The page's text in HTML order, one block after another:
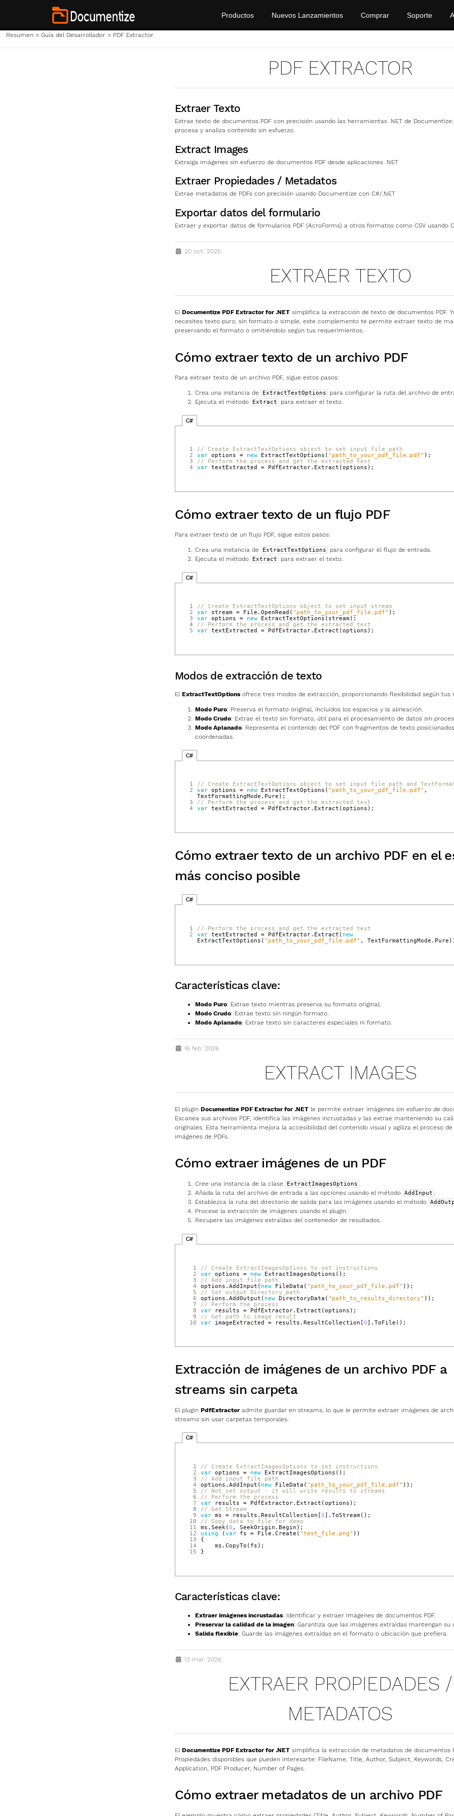
Productos Nuevos Lanzamientos Comprar Soporte
Resumen> Guía del Desarrollador> PDF Extractor
PDF EXTRACTOR
Extraer Texto
Extrae texto de documentos PDF con precisión usando las herramientas .NET de
procesa y analiza contenido sin esfuerzo.
Extract Images
Extraiga imágenes sin esfuerzo de documentos PDF desde aplicaciones .NET
Extraer Propiedades / Metadatos
Extrae metadatos de PDFs con precisión usando Documentize con C#/.NET
Exportar datos del formulario
Extraer y exportar datos de formularios PDF (AcroForms) a otros formatos como CSV usando
20 oct. 2025
SUBSECCIONES DE PDF
EXTRAER TEXTO
El Documentize PDF Extractor for .NETsimplifica la extracción de texto de documentos PDF.
necesites texto puro, sin formato o simple, este complemento te permite extraer texto de
preservando el formato o omitiéndolo según tus requerimientos.
Cómo extraer texto de un archivo PDF
Para extraer texto de un archivo PDF, sigue estos pasos:
Crea una instancia de ExtractTextOptions
para configurar la ruta del archivo de
Ejecuta el método
Extract para extraer el texto.
C#
1
// Create ExtractTextOptions object to set input file path
2
var options = new ExtractTextOptions ( "path_to_your_pdf_file.pdf" );
3
// Perform the process and get the extracted text
4
var textExtracted = PdfExtractor. Extract (options );
Cómo extraer texto de un flujo PDF
Para extraer texto de un flujo PDF, sigue estos pasos:
Crea una instancia de ExtractTextOptions
para configurar el flujo de entrada.
Ejecuta el método
Extract para extraer el texto.
C#
1
// Create ExtractTextOptions object to set input stream
2
var stream = File .OpenRead ( "path_to_your_pdf_file.pdf" );
3
var options = new ExtractTextOptions ( stream );
4
// Perform the process and get the extracted text
5
var textExtracted = PdfExtractor. Extract (options );
Modos de extracción de texto
El ExtractTextOptionsofrece tres modos de extracción, proporcionando flexibilidad según tus
Modo Puro: Preserva el formato original, incluidos los espacios y la alineación.
Modo Crudo: Extrae el texto sin formato, útil para el procesamiento de datos sin
Modo Aplanado: Representa el contenido del PDF con fragmentos de texto
coordenadas.
C#
1
// Create ExtractTextOptions object to set input file path and
2
var options = new ExtractTextOptions ( "path_to_your_pdf_file.pdf" ,
TextFormattingMode . Pure );
3
// Perform the process and get the extracted text
4
var textExtracted = PdfExtractor. Extract (options );
Cómo extraer texto de un archivo PDF en el
más conciso posible
C#
1
// Perform the process and get the extracted text
2
var textExtracted = PdfExtractor. Extract ( new
ExtractTextOptions ( "path_to_your_pdf_file.pdf" , TextFormattingMode . Pure
Características clave:
Modo Puro: Extrae texto mientras preserva su formato original.
Modo Crudo: Extrae texto sin ningún formato.
Modo Aplanado: Extrae texto sin caracteres especiales ni formato.
16 feb. 2026
EXTRACT IMAGES
El plugin Documentize PDF Extractor for .NETle permite extraer imágenes sin esfuerzo de
Escanea sus archivos PDF, identifica las imágenes incrustadas y las extrae manteniendo su
originales. Esta herramienta mejora la accesibilidad del contenido visual y agiliza el proceso
imágenes de PDFs.
Cómo extraer imágenes de un PDF
Cree una instancia de la clase ExtractImagesOptions .
Añada la ruta del archivo de entrada a las opciones usando el método AddInput .
Establezca la ruta del directorio de salida para las imágenes usando el método
Procese la extracción de imágenes usando el plugin.
Recupere las imágenes extraídas del contenedor de resultados.
C#
1
// Create ExtractImagesOptions to set instructions
2
var options = new ExtractImagesOptions ();
3
// Add input file path
4
options .AddInput ( new FileData ( "path_to_your_pdf_file.pdf" ));
5
// Set output Directory path
6
options .AddOutput ( new DirectoryData ( "path_to_results_directory" ));
7
// Perform the process
8
var results = PdfExtractor. Extract (options );
9
// Get path to image result
10
var imageExtracted = results .ResultCollection [0].ToFile ();
Extracción de imágenes de un archivo PDF a
streams sin carpeta
El plugin PdfExtractoradmite guardar en streams, lo que le permite extraer imágenes de
streams sin usar carpetas temporales.
C#
1
// Create ExtractImagesOptions to set instructions
2
var options = new ExtractImagesOptions ();
3
// Add input file path
4
options .AddInput ( new FileData ( "path_to_your_pdf_file.pdf" ));
5
// Not set output - it will write results to streams
6
// Perform the process
7
var results = PdfExtractor. Extract (options );
8
// Get Stream
9
var ms = results .ResultCollection [0].ToStream ();
10
// Copy data to file for demo
11
ms .Seek(0 , SeekOrigin .Begin );
12
using (var fs = File .Create ( "test_file.png" ))
13
{
14
ms .CopyTo ( fs );
15
}
Características clave:
Extraer imágenes incrustadas: Identificar y extraer imágenes de documentos PDF.
Preservar la calidad de la imagen: Garantiza que las imágenes extraídas mantengan su
Salida flexible: Guarde las imágenes extraídas en el formato o ubicación que prefiera.
13 mar. 2026
EXTRAER PROPIEDADES /
METADATOS
El Documentize PDF Extractor for .NETsimplifica la extracción de metadatos de documentos
Propiedades disponibles que pueden interesarte: FileName, Title, Author, Subject, Keywords,
Application, PDF Producer, Number of Pages.
Cómo extraer metadatos de un archivo PDF